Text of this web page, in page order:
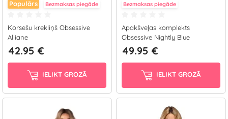
Populārs Bezmaksas piegāde
Korsešu krekliņš Obsessive
Alliane
42.95 €
IELIKT GROZĀ
Bezmaksas piegāde
Apakšveļas komplekts
Obsessive Nightly Blue
49.95 €
IELIKT GROZĀ